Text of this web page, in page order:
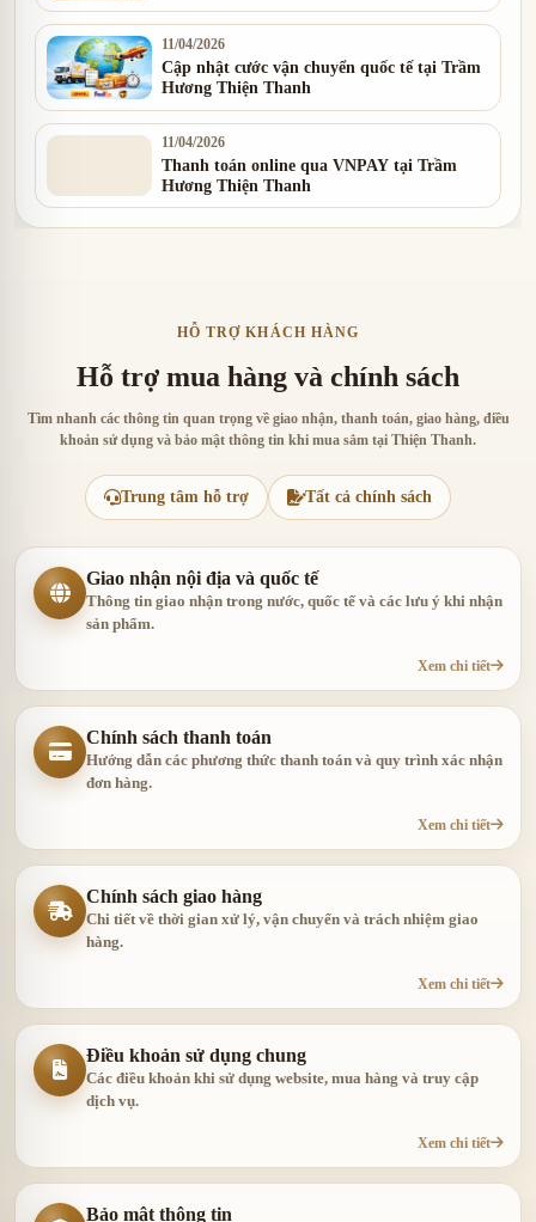
11/04/2026
Cập nhật cước vận chuyển quốc tế tại Trầm
Hương Thiện Thanh
11/04/2026
Thanh toán online qua VNPAY tại Trầm
Hương Thiện Thanh
HỖ TRỢ KHÁCH HÀNG
Hỗ trợ mua hàng và chính sách
Tìm nhanh các thông tin quan trọng về giao nhận, thanh toán, giao hàng, điều
khoản sử dụng và bảo mật thông tin khi mua sắm tại Thiện Thanh.
Trung tâm hỗ trợ Tất cả chính sách
Giao nhận nội địa và quốc tế
Thông tin giao nhận trong nước, quốc tế và các lưu ý khi nhận
sản phẩm.
Xem chi tiết
Chính sách thanh toán
Hướng dẫn các phương thức thanh toán và quy trình xác nhận
đơn hàng.
Xem chi tiết
Chính sách giao hàng
Chi tiết về thời gian xử lý, vận chuyển và trách nhiệm giao
hàng.
Xem chi tiết
Điều khoản sử dụng chung
Các điều khoản khi sử dụng website, mua hàng và truy cập
dịch vụ.
Xem chi tiết
Bảo mật thông tin